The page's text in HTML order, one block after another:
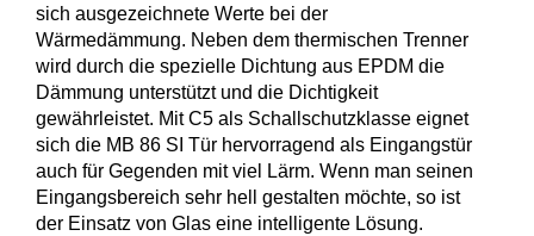
sich ausgezeichnete Werte bei der
Wärmedämmung. Neben dem thermischen Trenner
wird durch die spezielle Dichtung aus EPDM die
Dämmung unterstützt und die Dichtigkeit
gewährleistet. Mit C5 als Schallschutzklasse eignet
sich die MB 86 SI Tür hervorragend als Eingangstür
auch für Gegenden mit viel Lärm. Wenn man seinen
Eingangsbereich sehr hell gestalten möchte, so ist
der Einsatz von Glas eine intelligente Lösung.